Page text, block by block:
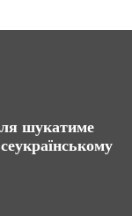
шукатиме